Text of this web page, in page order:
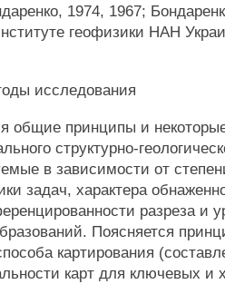
1974, 1967;
геофизики НАН
исследования
общие принципы и
структурно-
в зависимости от
задач, характера
разреза и
Поясняется
картирования
карт для ключевых и